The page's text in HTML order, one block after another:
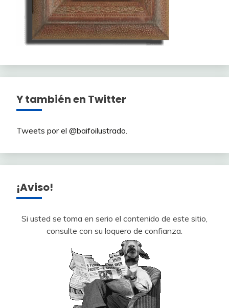
Y también en Twitter
Tweets por el @baifoilustrado.
¡Aviso!
Si usted se toma en serio el contenido de este sitio,
consulte con su loquero de confianza.